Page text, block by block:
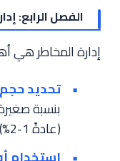
الفصل الرابع:
إدارة المخاطر هي
تحديد
بنسبة
(عادةً 1-2%).